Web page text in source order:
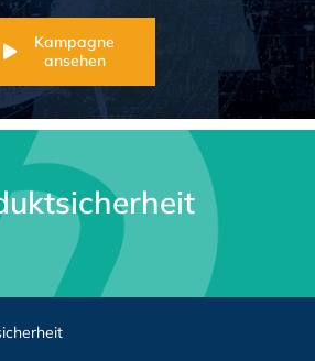
Kampagne
ansehen